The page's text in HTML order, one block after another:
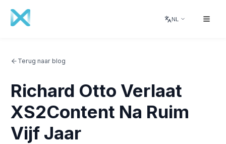
NL
Terug naar blog
Richard Otto Verlaat
XS2Content Na Ruim
Vijf Jaar